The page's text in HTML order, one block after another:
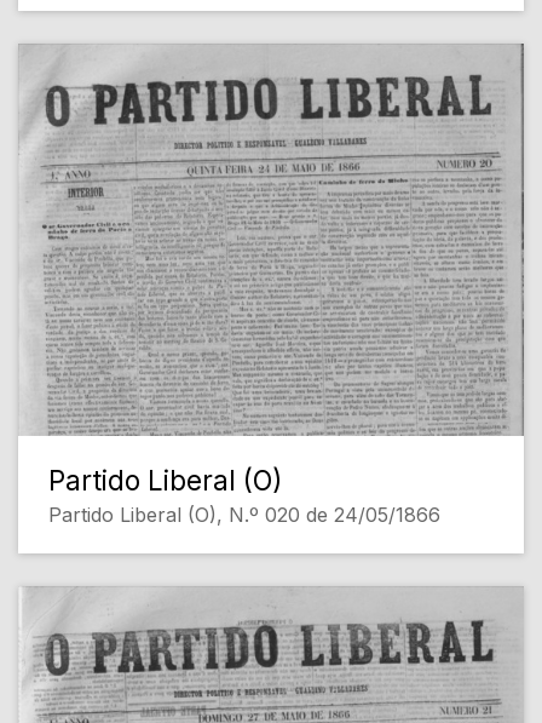
Partido Liberal (O)
Partido Liberal (O), N.º 020 de 24/05/1866